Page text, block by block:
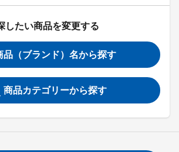
したい商品を変更する
品（ブランド）名から探す
商品カテゴリーから探す